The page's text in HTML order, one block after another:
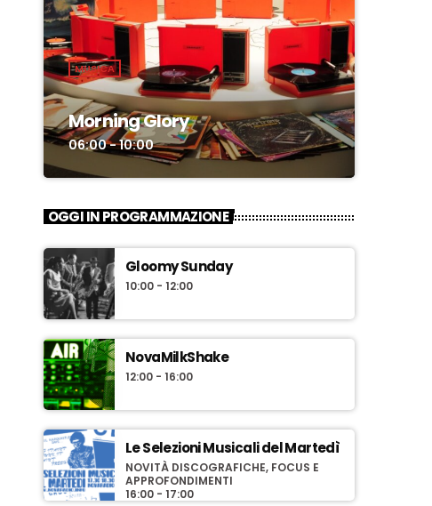
MUSICA
Morning Glory
06:00 - 10:00
OGGI IN PROGRAMMAZIONE
Gloomy Sunday
10:00 - 12:00
NovaMilkShake
12:00 - 16:00
Le Selezioni Musicali del Martedì
NOVITÀ DISCOGRAFICHE, FOCUS E
APPROFONDIMENTI
16:00 - 17:00